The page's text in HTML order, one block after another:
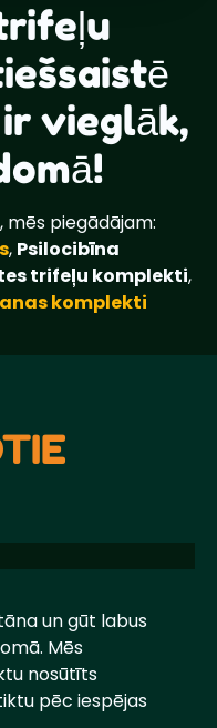
vieglāk,
mēs piegādājam:
, Psilocibīna
trifeļu komplekti,
komplekti
un gūt labus
Mēs
nosūtīts
pēc iespējas